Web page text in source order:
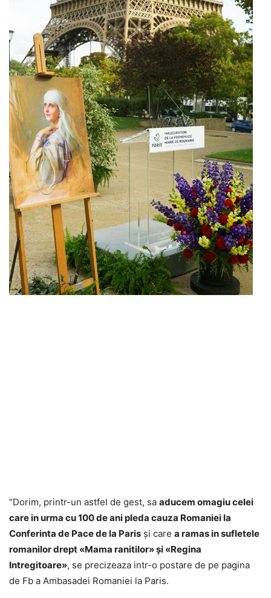
“Dorim, printr-un astfel de gest, sa aducem omagiu celei
care in urma cu 100 de ani pleda cauza Romaniei la
Conferinta de Pace de la Paris și care a ramas in sufletele
romanilor drept «Mama ranitilor» și «Regina
Intregitoare», se precizeaza intr-o postare de pe pagina
de Fb a Ambasadei Romaniei la Paris.